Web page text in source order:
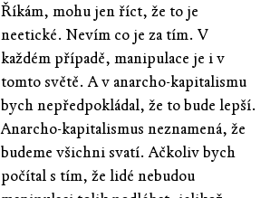
Říkám, mohu jen říct, že to je
neetické. Nevím co je za tím. V
každém případě, manipulace je i v
tomto světě. A v anarcho-kapitalismu
bych nepředpokládal, že to bude lepší.
Anarcho-kapitalismus neznamená, že
budeme všichni svatí. Ačkoliv bych
počítal s tím, že lidé nebudou